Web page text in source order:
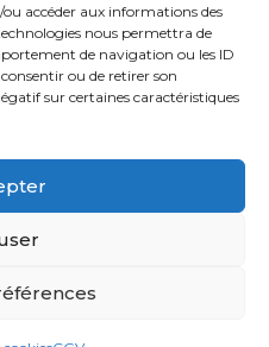
accéder aux informations des
nous permettra de
de navigation ou les ID
ou de retirer son
sur certaines caractéristiques
Sierra
CHF18.00 – CHF22.00
être
sur
Astra